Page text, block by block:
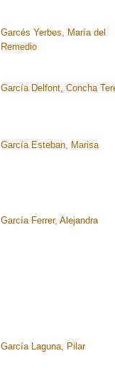
Garcés Yerbes, María del
Remedio
García Delfont, Concha
García Esteban, Marisa
García Ferrer, Alejandra
García Laguna, Pilar